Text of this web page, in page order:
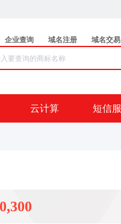
企业查询 域名注册 域名交易
云计算 短信